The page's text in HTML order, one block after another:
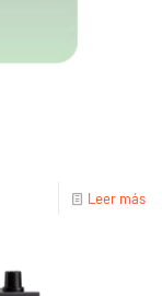
Leer más